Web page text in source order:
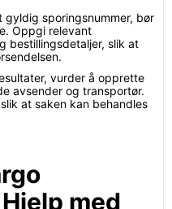
sporingsnummer, bør
Oppgi relevant
bestillingsdetaljer, slik at
vurder å opprette
avsender og transportør.
at saken kan behandles
med